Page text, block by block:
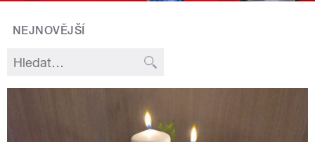
NEJNOVĚJŠÍ